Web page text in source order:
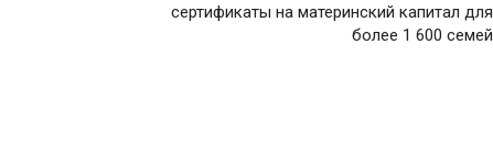
сертификаты на материнский капитал для
более 1 600 семей